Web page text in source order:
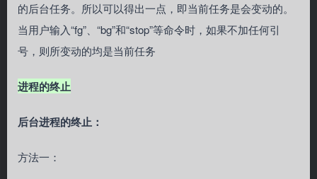
的后台任务。所以可以得出一点，即当前任务是会变动的。
当用户输入“fg”、“bg”和“stop”等命令时，如果不加任何引
号，则所变动的均是当前任务
进程的终止
后台进程的终止：
方法一：